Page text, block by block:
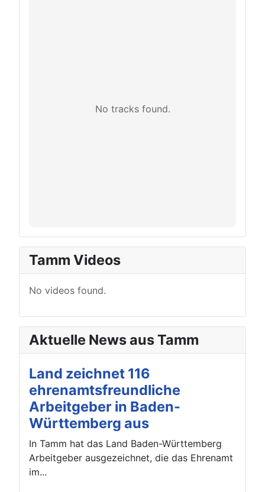
No tracks found.
Tamm Videos
No videos found.
Aktuelle News aus Tamm
Land zeichnet 116
ehrenamtsfreundliche
Arbeitgeber in Baden-
Württemberg aus
In Tamm hat das Land Baden-Württemberg
Arbeitgeber ausgezeichnet, die das Ehrenamt
im...